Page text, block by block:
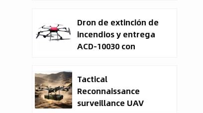
Dron de extinción de
incendios y entrega
ACD-10030 con
Tactical
Reconnaissance
surveillance UAV